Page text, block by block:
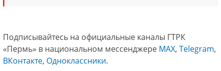
Подписывайтесь на официальные каналы ГТРК
«Пермь» в национальном мессенджере МАХ, Telegram,
ВКонтакте, Одноклассники.